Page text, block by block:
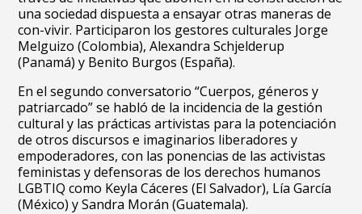
una sociedad dispuesta a ensayar otras maneras de
con-vivir. Participaron los gestores culturales Jorge
Melguizo (Colombia), Alexandra Schjelderup
(Panamá) y Benito Burgos (España).
En el segundo conversatorio “Cuerpos, géneros y
patriarcado” se habló de la incidencia de la gestión
cultural y las prácticas artivistas para la potenciación
de otros discursos e imaginarios liberadores y
empoderadores, con las ponencias de las activistas
feministas y defensoras de los derechos humanos
LGBTIQ como Keyla Cáceres (El Salvador), Lía García
(México) y Sandra Morán (Guatemala).